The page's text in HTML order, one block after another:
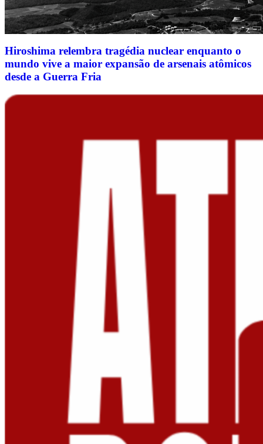
Hiroshima relembra tragédia nuclear enquanto o
mundo vive a maior expansão de arsenais atômicos
desde a Guerra Fria